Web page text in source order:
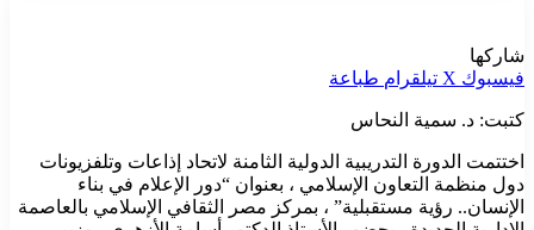
شاركها
فيسبوك ‫X تيلقرام طباعة
كتبت: د. سمية النحاس
اختتمت الدورة التدريبية الدولية الثامنة لاتحاد إذاعات وتلفزيونات
دول منظمة التعاون الإسلامي ، بعنوان “دور الإعلام في بناء
الإنسان.. رؤية مستقبلية” ، بمركز مصر الثقافي الإسلامي بالعاصمة